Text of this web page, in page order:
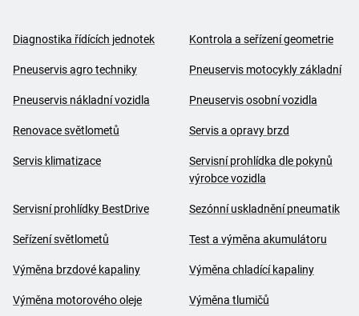
Diagnostika řídících jednotek Kontrola a seřízení geometrie
Pneuservis agro techniky Pneuservis motocykly základní
Pneuservis nákladní vozidla Pneuservis osobní vozidla
Renovace světlometů Servis a opravy brzd
Servis klimatizace
Servisní prohlídka dle pokynů
výrobce vozidla
Servisní prohlídky BestDrive Sezónní uskladnění pneumatik
Seřízení světlometů Test a výměna akumulátoru
Výměna brzdové kapaliny Výměna chladící kapaliny
Výměna motorového oleje Výměna tlumičů